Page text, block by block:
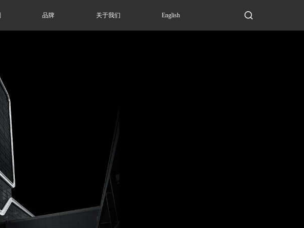
品牌 关于我们 English